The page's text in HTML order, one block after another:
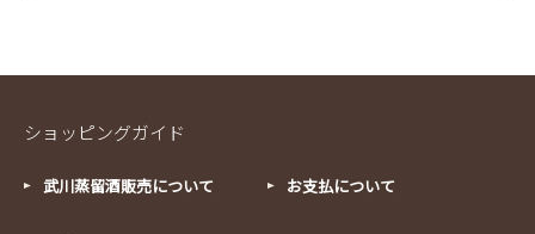
ショッピングガイド
武川蒸留酒販売について お支払について